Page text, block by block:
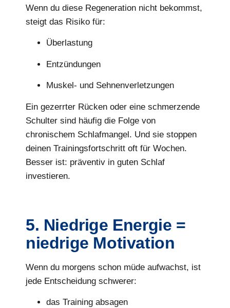
Wenn du diese Regeneration nicht bekommst,
steigt das Risiko für:
Überlastung
Entzündungen
Muskel- und Sehnenverletzungen
Ein gezerrter Rücken oder eine schmerzende
Schulter sind häufig die Folge von
chronischem Schlafmangel. Und sie stoppen
deinen Trainingsfortschritt oft für Wochen.
Besser ist: präventiv in guten Schlaf
investieren.
5. Niedrige Energie =
niedrige Motivation
Wenn du morgens schon müde aufwachst, ist
jede Entscheidung schwerer:
das Training absagen